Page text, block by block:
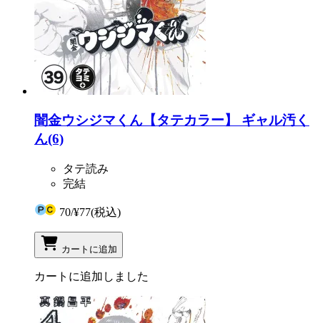
闇金ウシジマくん【タテカラー】 ギャル汚く
ん(6)
タテ読み
完結
70/¥77(税込)
カートに追加
カートに追加しました